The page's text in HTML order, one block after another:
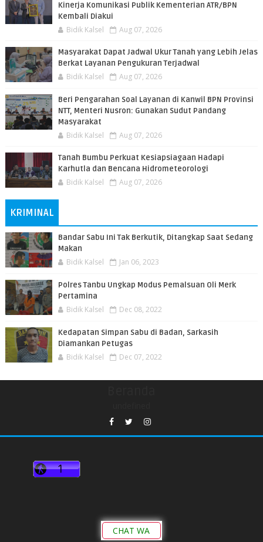
Kinerja Komunikasi Publik Kementerian ATR/BPN
Kembali Diakui
Bidik Kalsel Aug 07, 2026
Masyarakat Dapat Jadwal Ukur Tanah yang Lebih Jelas
Berkat Layanan Pengukuran Terjadwal
Bidik Kalsel Aug 07, 2026
Beri Pengarahan Soal Layanan di Kanwil BPN Provinsi
NTT, Menteri Nusron: Gunakan Sudut Pandang
Masyarakat
Bidik Kalsel Aug 07, 2026
Tanah Bumbu Perkuat Kesiapsiagaan Hadapi
Karhutla dan Bencana Hidrometeorologi
Bidik Kalsel Aug 07, 2026
KRIMINAL
Bandar Sabu Ini Tak Berkutik, Ditangkap Saat Sedang
Makan
Bidik Kalsel Jan 06, 2023
Polres Tanbu Ungkap Modus Pemalsuan Oli Merk
Pertamina
Bidik Kalsel Dec 08, 2022
Kedapatan Simpan Sabu di Badan, Sarkasih
Diamankan Petugas
Bidik Kalsel Dec 07, 2022
CHAT WA